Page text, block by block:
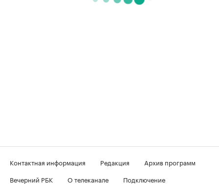
Контактная информация Редакция
Архив программ
Вечерний РБК
О телеканале
Подключение